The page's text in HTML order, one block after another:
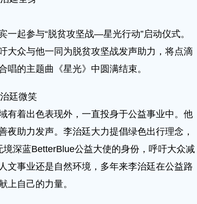
起参与“脱贫攻坚战—星光行动”启动仪式。
大众与他一同为脱贫攻坚战发声助力，将点滴
唱的主题曲《星光》中圆满结束。
廷微笑
着出色表现外，一直投身于公益事业中。他
夜助力发声。李治廷大力提倡绿色出行理念，
深蓝BetterBlue公益大使的身份，呼吁大众减
文事业还是自然环境，多年来李治廷在公益路
上自己的力量。